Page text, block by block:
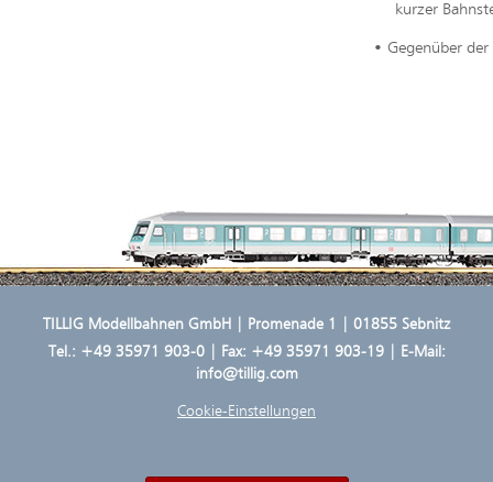
kurzer
• Gegenüber
TILLIG Modellbahnen GmbH | Promenade 1 | 01855 Sebnitz
Tel.: +49 35971 903-0| Fax: +49 35971 903-19 | E-Mail:
info@tillig.com
Cookie-Einstellungen